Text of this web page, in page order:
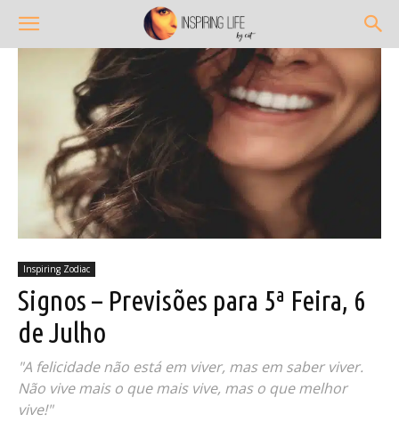
Inspiring Zodiac
Signos – Previsões para 5ª Feira, 6
de Julho
"A felicidade não está em viver, mas em saber viver.
Não vive mais o que mais vive, mas o que melhor
vive!"